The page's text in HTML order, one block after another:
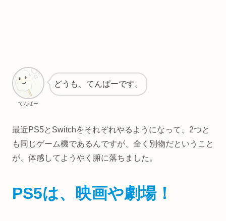
てんぱー
どうも、てんぱーです。
最近PS5とSwitchをそれぞれやるようになって、2つと
も同じゲーム機であるんですが、全く別物だということ
が、体感してようやく腑に落ちました。
PS5は、 映画や劇場！